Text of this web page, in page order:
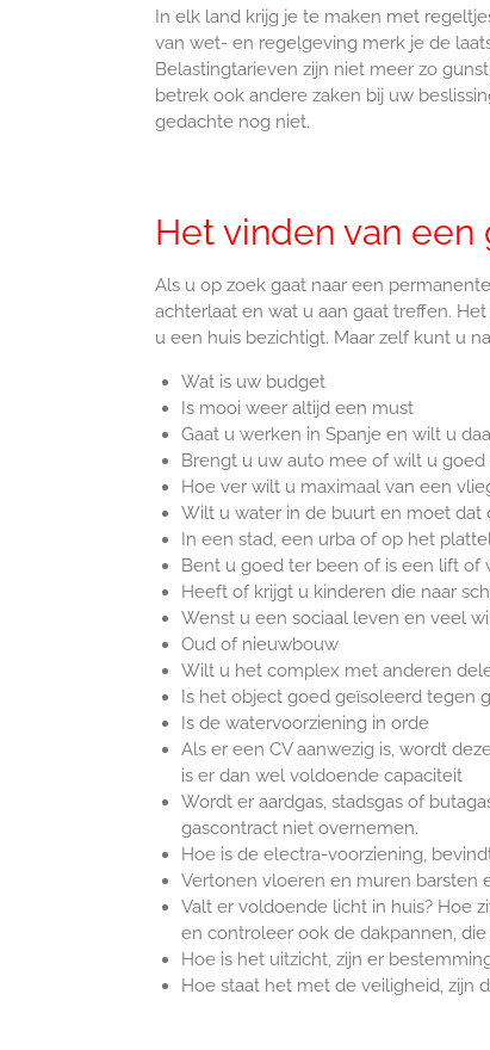
In elk land krijg je te maken met
van wet- en regelgeving merk je de
Belastingtarieven zijn niet meer zo
betrek ook andere zaken bij uw
gedachte nog niet.
Het vinden van een
Als u op zoek gaat naar een
achterlaat en wat u aan gaat treffen.
u een huis bezichtigt. Maar zelf kunt u
Wat is uw budget
Is mooi weer altijd een must
Gaat u werken in Spanje en wilt u
Brengt u uw auto mee of wilt u
Hoe ver wilt u maximaal van een
Wilt u water in de buurt en moet dat
In een stad, een urba of op het
Bent u goed ter been of is een lift of
Heeft of krijgt u kinderen die naar
Wenst u een sociaal leven en veel
Oud of nieuwbouw
Wilt u het complex met anderen
Is het object goed geïsoleerd tegen
Is de watervoorziening in orde
Als er een CV aanwezig is, wordt
is er dan wel voldoende capaciteit
Wordt er aardgas, stadsgas of
gascontract niet overnemen.
Hoe is de electra-voorziening,
Vertonen vloeren en muren barsten
Valt er voldoende licht in huis? Hoe
en controleer ook de dakpannen,
Hoe is het uitzicht, zijn er
Hoe staat het met de veiligheid, zijn